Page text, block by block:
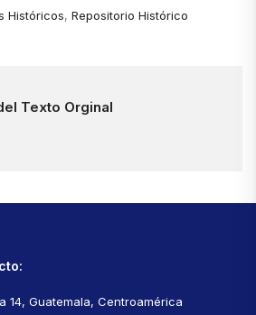
Históricos, Repositorio Histórico
Texto Orginal
14, Guatemala, Centroamérica